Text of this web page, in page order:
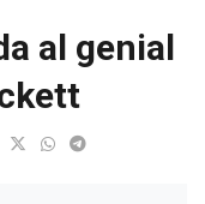
al genial